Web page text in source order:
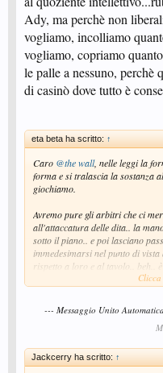
Ady, ma perchè non
vogliamo, incolliamo
vogliamo, copriamo
le palle a nessuno, perchè
di casinò dove tutto è
eta beta ha scritto: ↑
Caro @the wall, nelle leggi la
forma e si tralascia la sostanza
giochiamo.
Avremo pure gli arbitri che ci
all'attaccatura delle dita.. la
sotto il piano.. e poi lasciano
immedesimarsi nel punto di
rispetto a loro e al tavolo.. beh..
--- Messaggio Unito
Jackcerry ha scritto: ↑